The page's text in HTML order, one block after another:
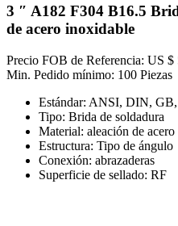
3 ″ A182 F304 B16.5
de acero inoxidable
Precio FOB de Referencia: US $
Min. Pedido mínimo: 100 Piezas
Estándar: ANSI, DIN,
Tipo: Brida de soldadura
Material: aleación de acero
Estructura: Tipo de ángulo
Conexión: abrazaderas
Superficie de sellado: RF